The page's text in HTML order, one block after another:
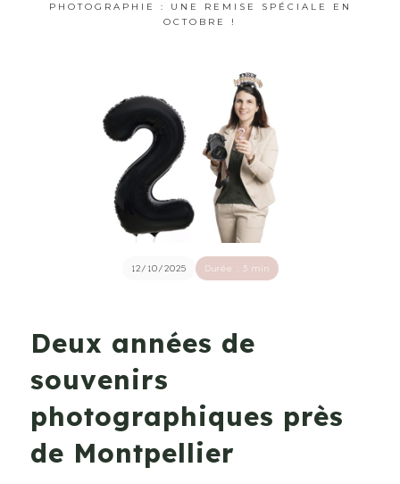
PHOTOGRAPHIE : UNE REMISE SPÉCIALE EN
OCTOBRE !
12/10/2025 Durée : 3 min
Deux années de
souvenirs
photographiques près
de Montpellier